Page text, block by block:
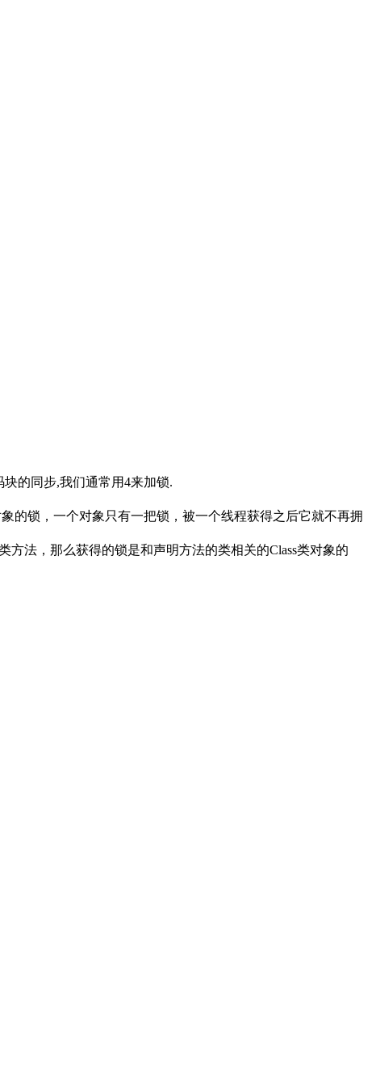
的同步,我们通常用4来加锁.
的锁，一个对象只有一把锁，被一个线程获得之后它就不再拥
法，那么获得的锁是和声明方法的类相关的Class类对象的